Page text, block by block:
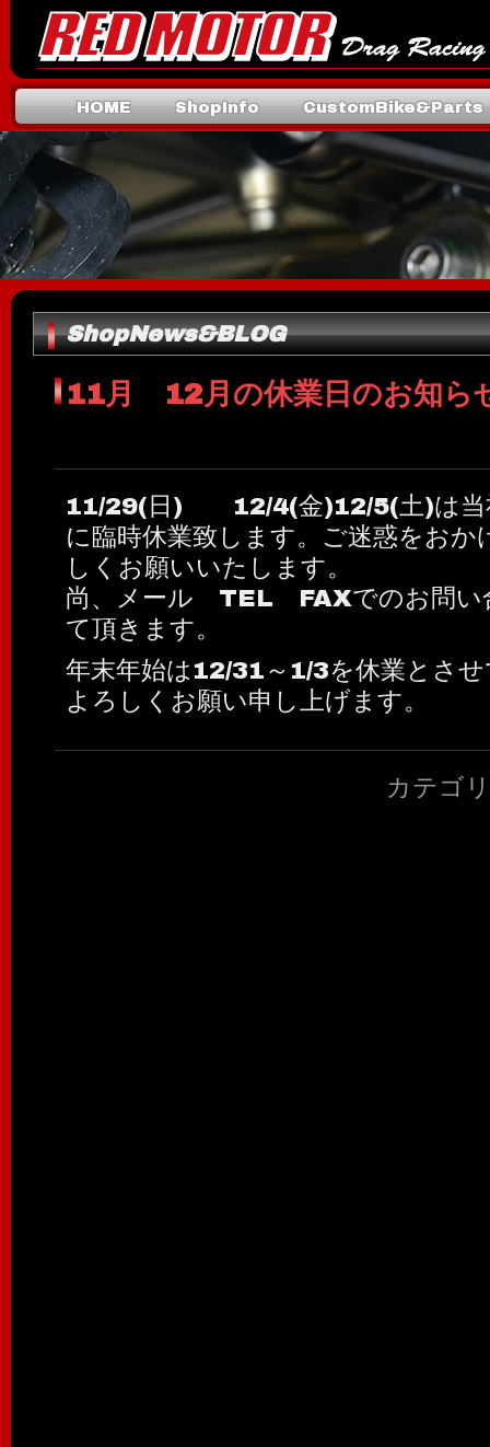
HOME ShopInfo CustomBike&Parts
Mail
ShopNews&BLOG
11月 12月の休業日のお知ら
11/29(日) 12/4(金)12/5(土)は当
に臨時休業致します。ご迷惑をおか
しくお願いいたします。
尚、メール TEL FAXでのお問い
て頂きます。
年末年始は12/31～1/3を休業とさ
よろしくお願い申し上げます。
カテゴ